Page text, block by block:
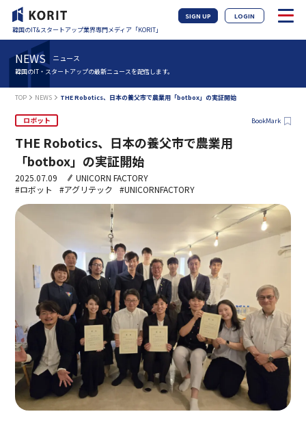
韓国のIT&スタートアップ業界専門メディア「KORIT」
SIGN UP LOGIN
NEWS ニュース
韓国のIT・スタートアップの最新ニュースを配信します。
TOP NEWS THE Robotics、日本の養父市で農業用「botbox」の実証開始
ロボット BookMark
THE Robotics、日本の養父市で農業用
「botbox」の実証開始
2025.07.09
UNICORN FACTORY
#ロボット
#アグリテック #UNICORNFACTORY